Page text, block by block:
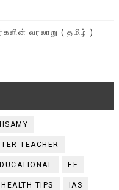
வரலாறு ( தமிழ் )
TEACHER
EE
HEALTH TIPS IAS